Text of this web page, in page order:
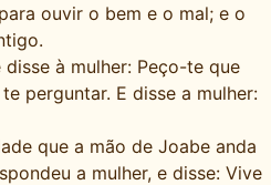
ouvir o bem e o mal; e o
à mulher: Peço-te que
perguntar. E disse a mulher:
que a mão de Joabe anda
a mulher, e disse: Vive